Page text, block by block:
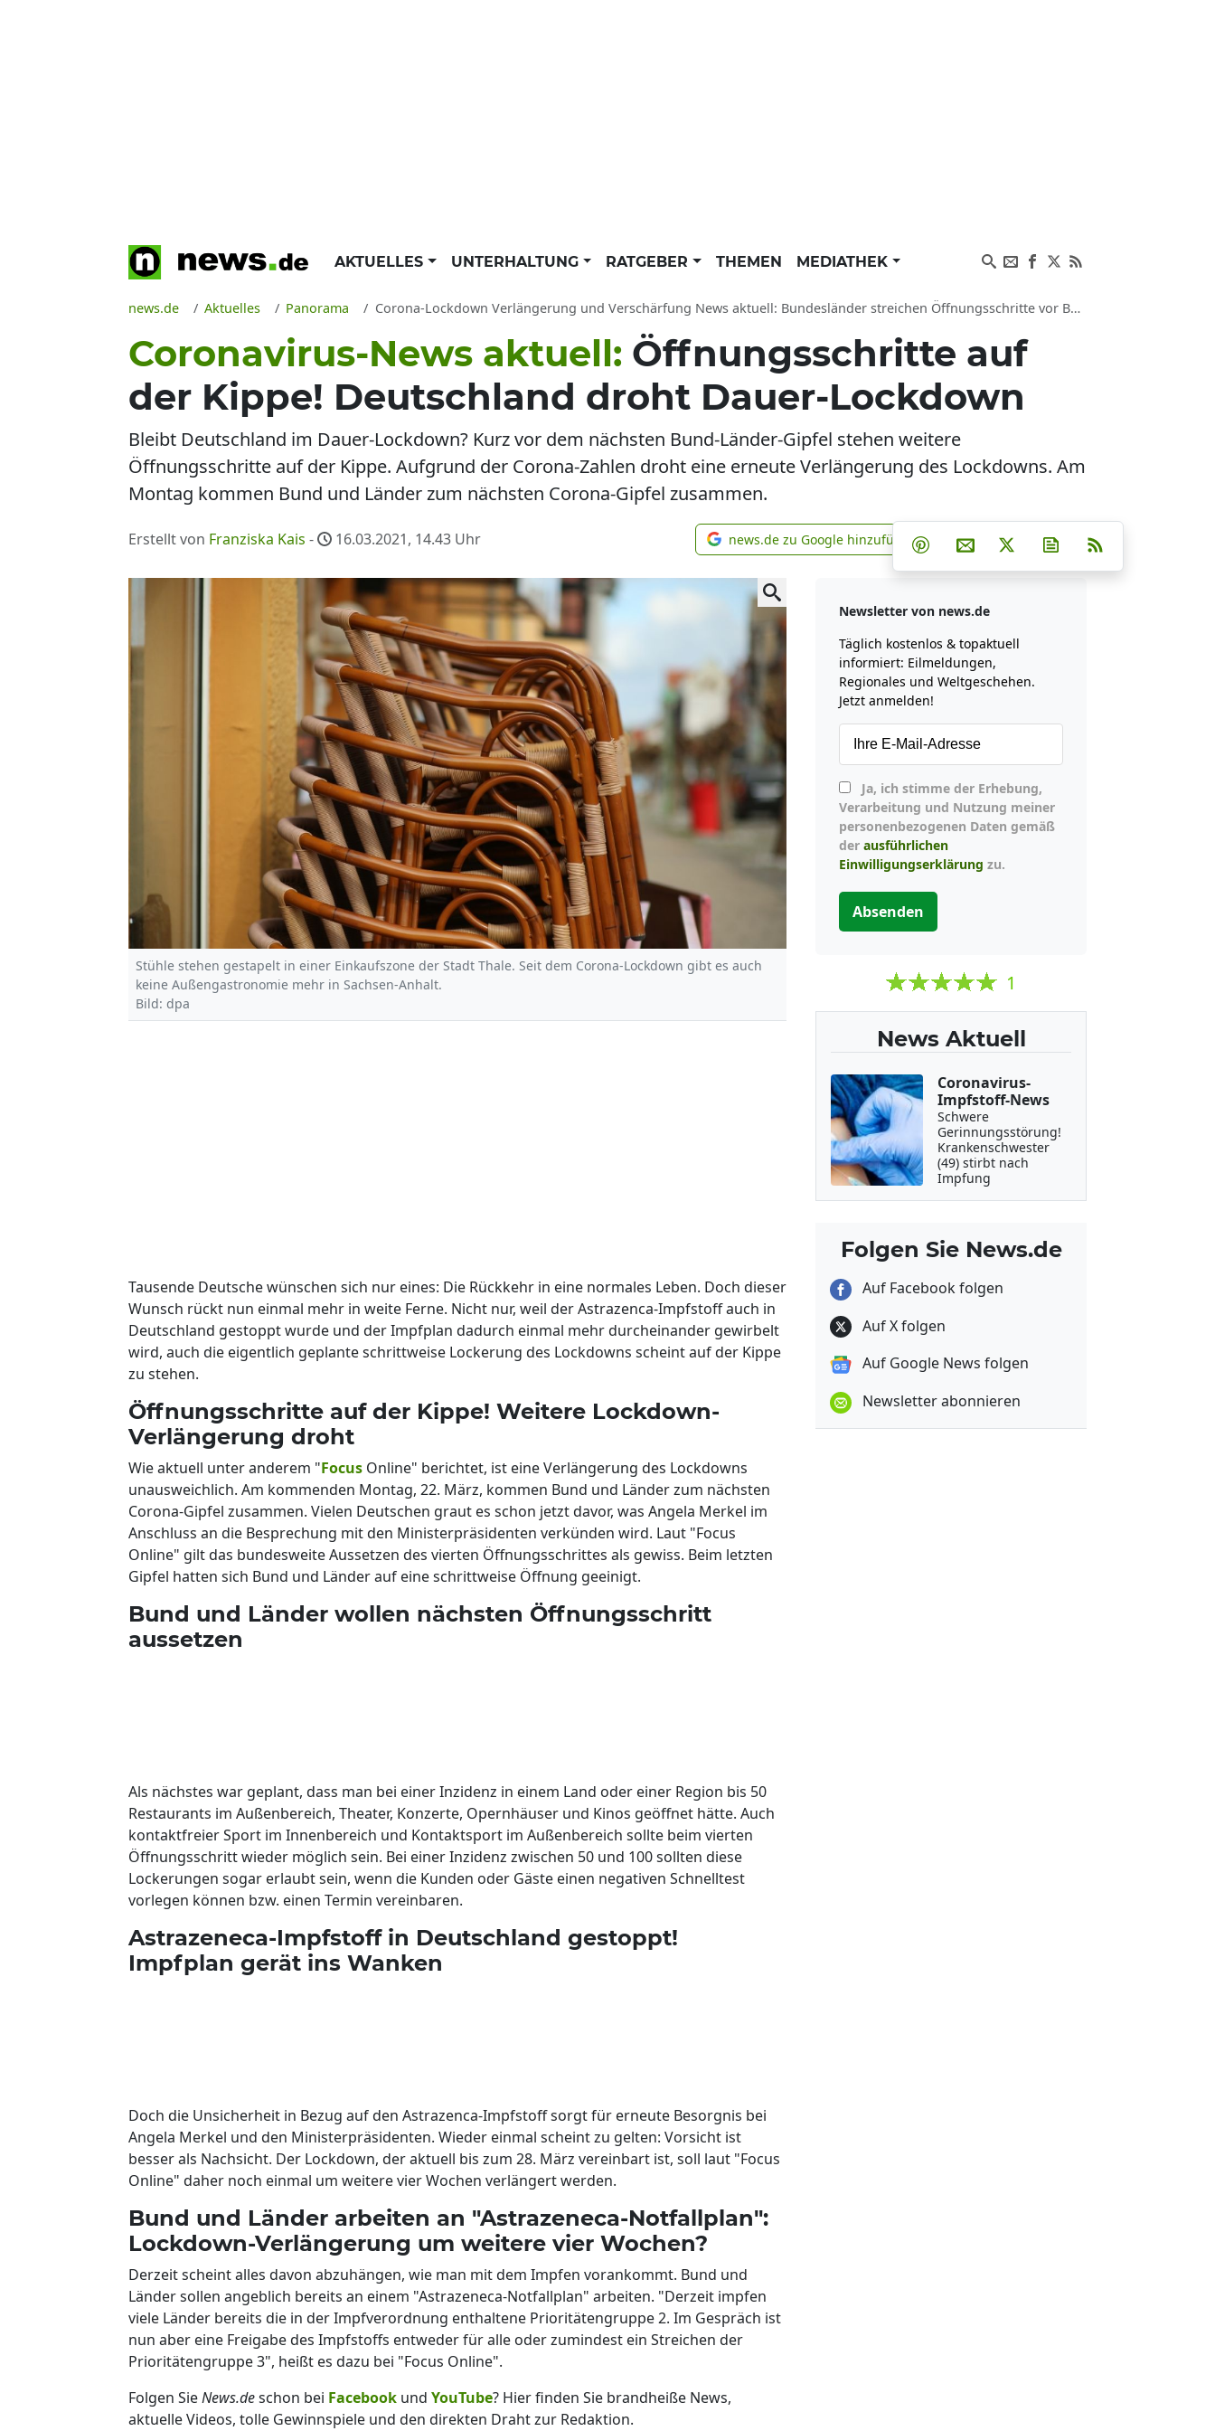
AKTUELLES UNTERHALTUNG RATGEBER THEMEN MEDIATHEK
news.de Aktuelles Panorama Corona-Lockdown Verlängerung und Verschärfung News aktuell: Bundesländer streichen Öffnungsschritte vor Bund-Länder-Gipfel
Coronavirus-News aktuell: Öffnungsschritte auf
der Kippe! Deutschland droht Dauer-Lockdown
Bleibt Deutschland im Dauer-Lockdown? Kurz vor dem nächsten Bund-Länder-Gipfel stehen weitere
Öffnungsschritte auf der Kippe. Aufgrund der Corona-Zahlen droht eine erneute Verlängerung des Lockdowns. Am
Montag kommen Bund und Länder zum nächsten Corona-Gipfel zusammen.
Erstellt von Franziska Kais - 16.03.2021, 14.43 Uhr news.de zu Google hinzufügen
news.de zu Google hinzufügen Teilen auf Facebook
Teilen auf Whatsapp
Teilen auf Telegram
Teilen auf Pinterest
Per E-Mail teilen
Post auf XNewsletter
Stühle stehen gestapelt in einer Einkaufszone der Stadt Thale. Seit dem Corona-Lockdown gibt es auch
keine Außengastronomie mehr in Sachsen-Anhalt.
Bild: dpa
Tausende Deutsche wünschen sich nur eines: Die Rückkehr in eine normales Leben. Doch dieser
Wunsch rückt nun einmal mehr in weite Ferne. Nicht nur, weil der Astrazenca-Impfstoff auch in
Deutschland gestoppt wurde und der Impfplan dadurch einmal mehr durcheinander gewirbelt
wird, auch die eigentlich geplante schrittweise Lockerung des Lockdowns scheint auf der Kippe
zu stehen.
Öffnungsschritte auf der Kippe! Weitere Lockdown-
Verlängerung droht
Wie aktuell unter anderem "Focus Online" berichtet, ist eine Verlängerung des Lockdowns
unausweichlich. Am kommenden Montag, 22. März, kommen Bund und Länder zum nächsten
Corona-Gipfel zusammen. Vielen Deutschen graut es schon jetzt davor, was Angela Merkel im
Anschluss an die Besprechung mit den Ministerpräsidenten verkünden wird. Laut "Focus
Online" gilt das bundesweite Aussetzen des vierten Öffnungsschrittes als gewiss. Beim letzten
Gipfel hatten sich Bund und Länder auf eine schrittweise Öffnung geeinigt.
Bund und Länder wollen nächsten Öffnungsschritt
aussetzen
Als nächstes war geplant, dass man bei einer Inzidenz in einem Land oder einer Region bis 50
Restaurants im Außenbereich, Theater, Konzerte, Opernhäuser und Kinos geöffnet hätte. Auch
kontaktfreier Sport im Innenbereich und Kontaktsport im Außenbereich sollte beim vierten
Öffnungsschritt wieder möglich sein. Bei einer Inzidenz zwischen 50 und 100 sollten diese
Lockerungen sogar erlaubt sein, wenn die Kunden oder Gäste einen negativen Schnelltest
vorlegen können bzw. einen Termin vereinbaren.
Astrazeneca-Impfstoff in Deutschland gestoppt!
Impfplan gerät ins Wanken
Doch die Unsicherheit in Bezug auf den Astrazenca-Impfstoff sorgt für erneute Besorgnis bei
Angela Merkel und den Ministerpräsidenten. Wieder einmal scheint zu gelten: Vorsicht ist
besser als Nachsicht. Der Lockdown, der aktuell bis zum 28. März vereinbart ist, soll laut "Focus
Online" daher noch einmal um weitere vier Wochen verlängert werden.
Bund und Länder arbeiten an "Astrazeneca-Notfallplan":
Lockdown-Verlängerung um weitere vier Wochen?
Derzeit scheint alles davon abzuhängen, wie man mit dem Impfen vorankommt. Bund und
Länder sollen angeblich bereits an einem "Astrazeneca-Notfallplan" arbeiten. "Derzeit impfen
viele Länder bereits die in der Impfverordnung enthaltene Prioritätengruppe 2. Im Gespräch ist
nun aber eine Freigabe des Impfstoffs entweder für alle oder zumindest ein Streichen der
Prioritätengruppe 3", heißt es dazu bei "Focus Online".
Folgen SieNews.deschon bei Facebook und YouTube? Hier finden Sie brandheiße News,
aktuelle Videos, tolle Gewinnspiele und den direkten Draht zur Redaktion.
Newsletter von news.de
Täglich kostenlos & topaktuell
informiert: Eilmeldungen,
Regionales und Weltgeschehen.
Jetzt anmelden!
Verarbeitung und Nutzung meiner
personenbezogenen Daten gemäß
der ausführlichen
Einwilligungserklärung zu.
Absenden
1
News Aktuell
Coronavirus-
Impfstoff-News
Schwere
Gerinnungsstörung!
Krankenschwester
(49) stirbt nach
Impfung
Folgen Sie News.de
Auf Facebook folgen
Auf X folgen
Auf Google News folgen
Newsletter abonnieren